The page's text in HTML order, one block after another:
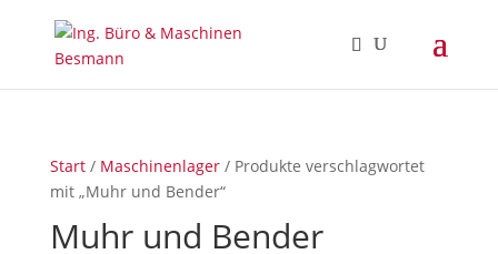
Start/ Maschinenlager/ Produkte verschlagwortet
mit „Muhr und Bender“
Muhr und Bender